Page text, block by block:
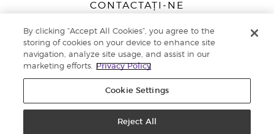
CONTACTAȚI-NE
Peizerweg 97
9727 AJ Groningen
Netherlands
Înscriere Brand Partners0800 890113
Politica de confidențialitate
By clicking “Accept All Cookies”, you agree to the
storing of cookies on your device to enhance site
navigation, analyze site usage, and assist in our
marketing efforts.
Privacy Policy
Cookie Settings
Reject All